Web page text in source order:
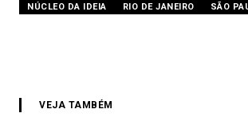
NÚCLEO DA IDEIA
RIO DE JANEIRO SÃO
VEJA TAMBÉM